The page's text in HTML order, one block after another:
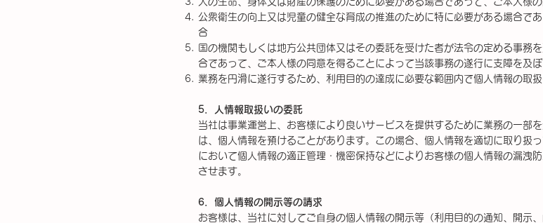
公衆衛生の向上又は児童の健全な育成の推進のために特に必要がある場合で
合
国の機関もしくは地方公共団体又はその委託を受けた者が法令の定める事務
合であって、ご本人様の同意を得ることによって当該事務の遂行に支障を及
業務を円滑に遂行するため、利用目的の達成に必要な範囲内で個人情報の取
5
人情報取扱いの委託
当社は事業運営上、お客様により良いサービスを提供するために業務の一部
は、個人情報を預けることがあります。この場合、個人情報を適切に取り扱
において個人情報の適正管理・機密保持などによりお客様の個人情報の漏洩
させます。
6．個人情報の開示等の請求
お客様は、当社に対してご⾃身の個人情報の開示等（利用目的の通知、開示